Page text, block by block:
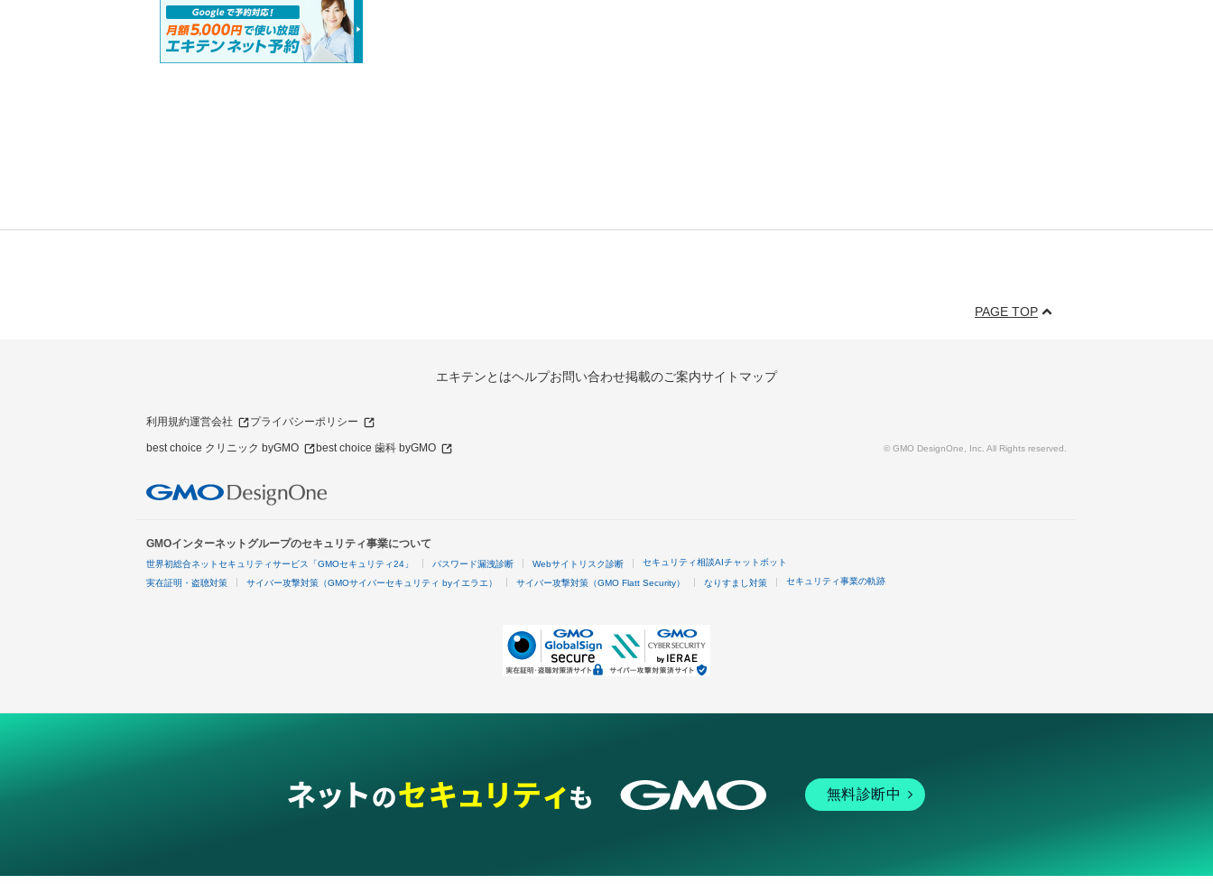
PAGE TOP
エキテンとはヘルプお問い合わせ掲載のご案内サイトマップ
利用規約運営会社 プライバシーポリシー
best choice クリニック byGMO best choice 歯科 byGMO © GMO DesignOne, Inc. All Rights reserved.
GMOインターネットグループのセキュリティ事業について
世界初総合ネットセキュリティサービス「GMOセキュリティ24」 パスワード漏洩診断 Webサイトリスク診断 セキュリティ相談AIチャットボット
実在証明・盗聴対策 サイバー攻撃対策（GMOサイバーセキュリティ byイエラエ） サイバー攻撃対策（GMO Flatt Security） なりすまし対策 セキュリティ事業の軌跡
無料診断中